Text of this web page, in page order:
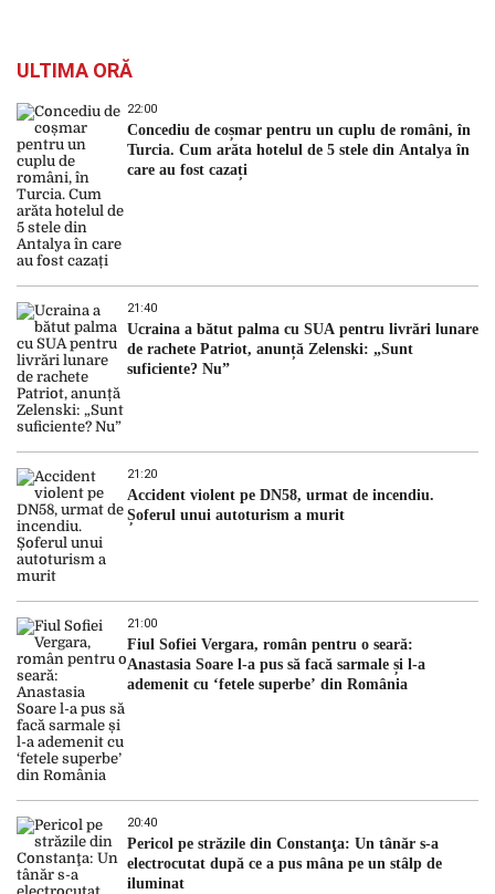
ULTIMA ORĂ
22:00
Concediu de coșmar pentru un cuplu de români, în
Turcia. Cum arăta hotelul de 5 stele din Antalya în
care au fost cazați
21:40
Ucraina a bătut palma cu SUA pentru livrări lunare
de rachete Patriot, anunță Zelenski: „Sunt
suficiente? Nu”
21:20
Accident violent pe DN58, urmat de incendiu.
Șoferul unui autoturism a murit
21:00
Fiul Sofiei Vergara, român pentru o seară:
Anastasia Soare l-a pus să facă sarmale și l-a
ademenit cu ‘fetele superbe’ din România
20:40
Pericol pe străzile din Constanţa: Un tânăr s-a
electrocutat după ce a pus mâna pe un stâlp de
iluminat